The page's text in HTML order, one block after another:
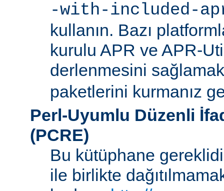
-with-included-
kullanın. Bazı
kurulu APR ve APR-
derlenmesini
paketlerini kurmanız
Perl-Uyumlu Düzenli
(PCRE)
Bu kütüphane
ile birlikte